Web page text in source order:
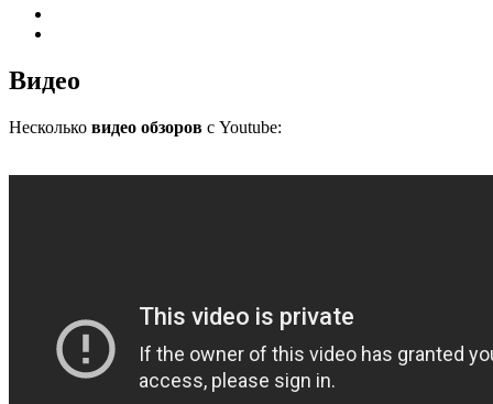
Видео
Несколько видео обзоров с Youtube: